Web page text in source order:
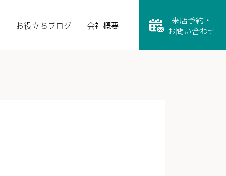
お役立ちブログ 会社概要
来店予約・
お問い合わせ